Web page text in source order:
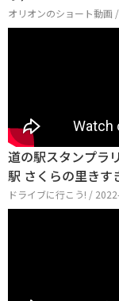
オリオンのショート動画
道の駅スタンプラ
駅 さくらの里きす
ドライブに行こう! /